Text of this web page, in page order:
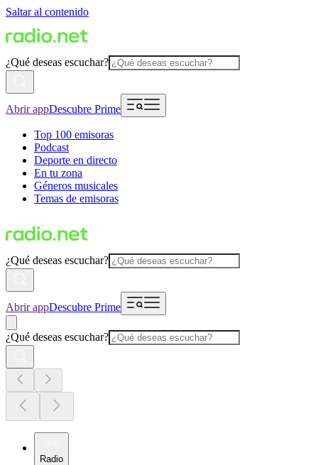
Saltar al contenido
¿Qué deseas escuchar?
Abrir appDescubre Prime
Top 100 emisoras
Podcast
Deporte en directo
En tu zona
Géneros musicales
Temas de emisoras
¿Qué deseas escuchar?
Abrir appDescubre Prime
¿Qué deseas escuchar?
Radio